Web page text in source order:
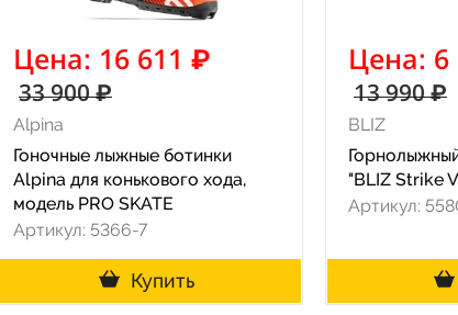
Цена: 16 611 ₽
33 900 ₽
Alpina
Гоночные лыжные ботинки
Alpina для конькового хода,
модель PRO SKATE
Артикул: 5366-7
Купить
Цена: 6
13 990 ₽
BLIZ
"BLIZ Strike
Артикул: